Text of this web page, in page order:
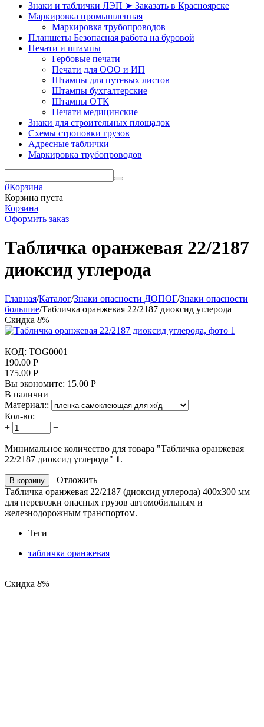
Знаки и таблички ЛЭП ➤ Заказать в Красноярске
Маркировка промышленная
Маркировка трубопроводов
Планшеты Безопасная работа на буровой
Печати и штампы
Гербовые печати
Печати для ООО и ИП
Штампы для путевых листов
Штампы бухгалтерские
Штампы ОТК
Печати медицинские
Знаки для строительных площадок
Схемы строповки грузов
Адресные таблички
Маркировка трубопроводов
0Корзина
Корзина пуста
Корзина
Оформить заказ
Табличка оранжевая 22/2187
диоксид углерода
Главная/Каталог/Знаки опасности ДОПОГ/Знаки опасности
большие/Табличка оранжевая 22/2187 диоксид углерода
Скидка 8%
КОД: TOG0001
190.00 Р
175.00 Р
Вы экономите: 15.00 Р
В наличии
Материал::
Кол-во:
+
−
Минимальное количество для товара "Табличка оранжевая
22/2187 диоксид углерода" 1.
В корзину
Отложить
Табличка оранжевая 22/2187 (диоксид углерода) 400х300 мм
для перевозки опасных грузов автомобильным и
железнодорожным транспортом.
Теги
табличка оранжевая
Скидка 8%